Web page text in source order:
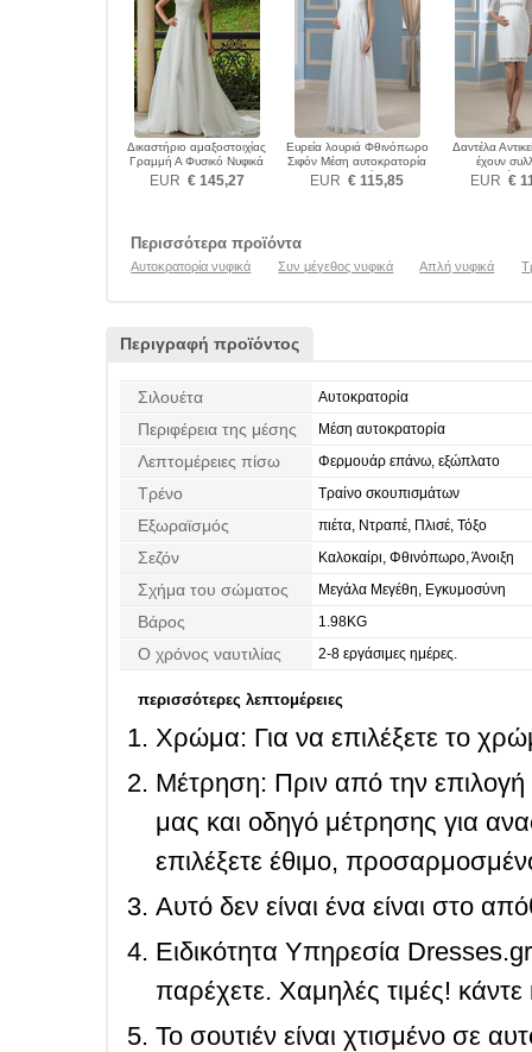
Δικαστήριο αμαξοστοιχίας
Γραμμή Α Φυσικό Νυφικά
EUR € 145,27
Ευρεία λουριά Φθινόπωρο
Σιφόν Μέση αυτοκρατορία
Νυφικά
EUR € 115,85
Δαντέλα
έχουν
ζώνη
EUR €
Περισσότερα προϊόντα
Αυτοκρατορία νυφικά Συν μέγεθος νυφικά Απλή νυφικά
Περιγραφή προϊόντος
Σιλουέτα Αυτοκρατορία
Περιφέρεια της μέσης Μέση αυτοκρατορία
Λεπτομέρειες πίσω Φερμουάρ επάνω, εξώπλατο
Τρένο Τραίνο σκουπισμάτων
Εξωραϊσμός πιέτα, Ντραπέ, Πλισέ, Τόξο
Σεζόν Καλοκαίρι, Φθινόπωρο, Άνοιξη
Σχήμα του σώματος Μεγάλα Μεγέθη, Εγκυμοσύνη
Βάρος 1.98KG
Ο χρόνος ναυτιλίας 2-8 εργάσιμες ημέρες.
περισσότερες λεπτομέρειες
Χρώμα: Για να επιλέξετε το
Μέτρηση: Πριν από την
μας και οδηγό μέτρησης για
επιλέξετε έθιμο,
Αυτό δεν είναι ένα είναι στο
Ειδικότητα Υπηρεσία
παρέχετε. Χαμηλές τιμές! κάντε
Το σουτιέν είναι χτισμένο σε